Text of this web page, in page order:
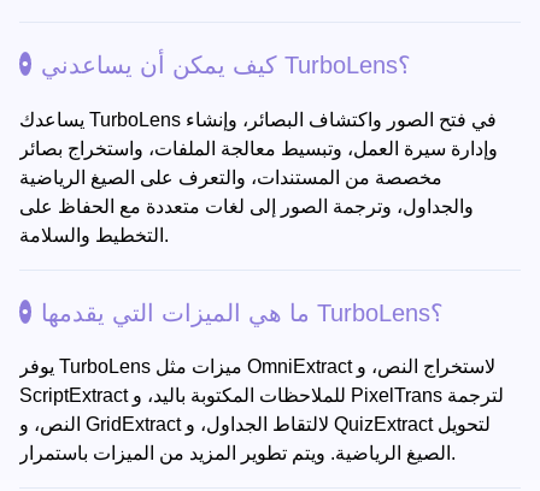
كيف يمكن أن يساعدني TurboLens؟
يساعدك TurboLens في فتح الصور واكتشاف البصائر، وإنشاء
وإدارة سيرة العمل، وتبسيط معالجة الملفات، واستخراج بصائر
مخصصة من المستندات، والتعرف على الصيغ الرياضية
والجداول، وترجمة الصور إلى لغات متعددة مع الحفاظ على
التخطيط والسلامة.
ما هي الميزات التي يقدمها TurboLens؟
يوفر TurboLens ميزات مثل OmniExtract لاستخراج النص، و
ScriptExtract للملاحظات المكتوبة باليد، و PixelTrans لترجمة
النص، و GridExtract لالتقاط الجداول، و QuizExtract لتحويل
الصيغ الرياضية. ويتم تطوير المزيد من الميزات باستمرار.